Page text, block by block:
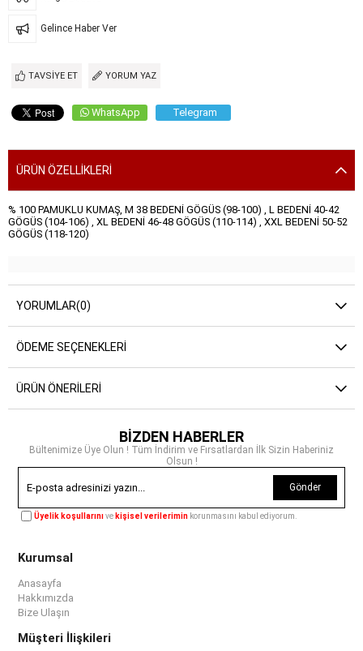
Gelince Haber Ver
TAVSIYE ET YORUM YAZ
WhatsApp Telegram
ÜRÜN ÖZELLIKLERI
% 100 PAMUKLU KUMAŞ, M 38 BEDENİ GÖGÜS (98-100) , L BEDENİ 40-42
GÖGÜS (104-106) , XL BEDENİ 46-48 GÖGÜS (110-114) , XXL BEDENİ 50-52
GÖGÜS (118-120)
YORUMLAR(0)
ÖDEME SEÇENEKLERI
ÜRÜN ÖNERILERI
BİZDEN HABERLER
Bültenimize Üye Olun ! Tüm İndirim ve Fırsatlardan İlk Sizin Haberiniz
Olsun !
Gönder
Üyelik koşullarınıve kişisel verilerimin korunmasını kabul ediyorum.
Kurumsal
Anasayfa
Hakkımızda
Bize Ulaşın
Müşteri İlişkileri